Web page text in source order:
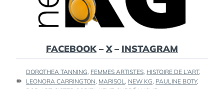
FACEBOOK–X– INSTAGRAM
TAGS
:
DOROTHEA TANNING, FEMMES ARTISTES, HISTOIRE DE L’ART,
LEONORA CARRINGTON, MARISOL , NEW KG, PAULINE BOTY,